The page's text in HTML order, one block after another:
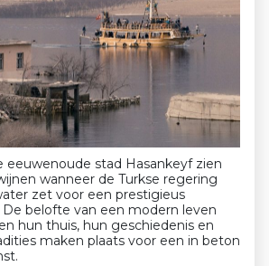
eeuwenoude stad Hasankeyf zien
wanneer de Turkse regering
zet voor een prestigieus
belofte van een modern leven
hun thuis, hun geschiedenis en
maken plaats voor een in beton